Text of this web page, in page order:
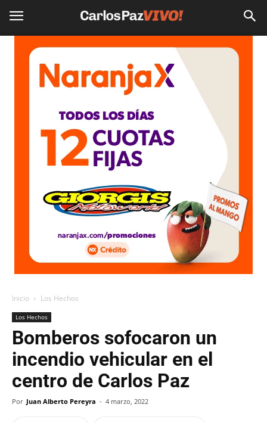
Inicio Los Hechos
Los Hechos
Bomberos sofocaron un
incendio vehicular en el
centro de Carlos Paz
Por Juan Alberto Pereyra - 4 marzo, 2022